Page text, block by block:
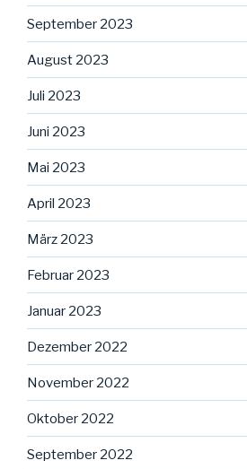
September 2023
August 2023
Juli 2023
Juni 2023
Mai 2023
April 2023
März 2023
Februar 2023
Januar 2023
Dezember 2022
November 2022
Oktober 2022
September 2022